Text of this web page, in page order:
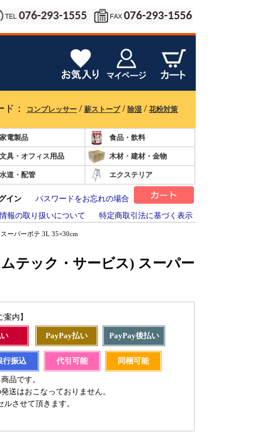
ド： コンプレッサー / 薪ストーブ/ 除湿 / 花粉対策
家電製品 食品・飲料
文具・オフィス用品 木材・建材・金物
水道・配管 エクステリア
イン
パスワードをお忘れの場合
報の取り扱いについて
特定商取引法に基づく表示
ーパーポテ 3L 35×30cm
ムテック・サービス) スーパー
内】
PayPay払い PayPay後払い
行振込 代引可能 同梱可能
品です。
送はおこなっておりません。
させて頂きます。